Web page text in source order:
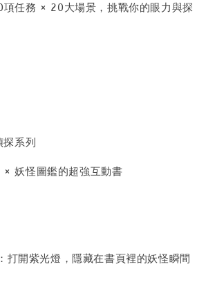
項任務 × 20大場景，挑戰你的眼力與探
系列
妖怪圖鑑的超強互動書
打開紫光燈，隱藏在書頁裡的妖怪瞬間